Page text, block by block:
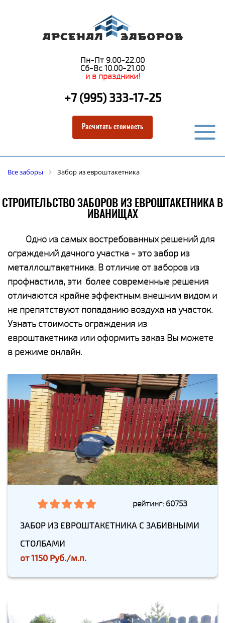
Пн-Пт 9.00-22.00
Сб-Вс 10.00-21.00
и в праздники!
+7 (995) 333-17-25
Расчитать стоимость
Все заборы Забор из евроштакетника
СТРОИТЕЛЬСТВО ЗАБОРОВ ИЗ ЕВРОШТАКЕТНИКА В
ИВАНИЩАХ
Одно из самых востребованных решений для
ограждений дачного участка - это забор из
металлоштакетника. В отличие от заборов из
профнастила, эти более современные решения
отличаются крайне эффектным внешним видом и
не препятствуют попаданию воздуха на участок.
Узнать стоимость ограждения из
евроштакетника или оформить заказ Вы можете
в режиме онлайн.
рейтинг: 60753
ЗАБОР ИЗ ЕВРОШТАКЕТНИКА С ЗАБИВНЫМИ
СТОЛБАМИ
от1150 Руб./м.п.